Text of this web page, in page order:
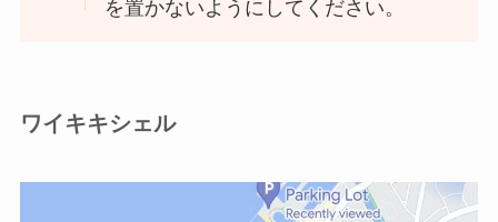
を置かないようにしてください。
ワイキキシェル